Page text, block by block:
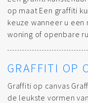
op maat Een graffiti
keuze wanneer u een
woning of openbare
GRAFFITI OP
Graffiti op canvas
de leukste vormen